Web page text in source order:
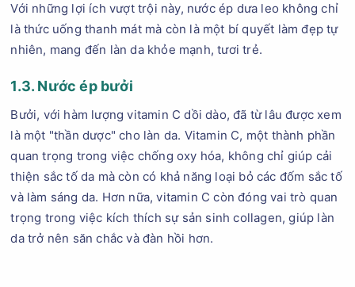
Với những lợi ích vượt trội này, nước ép dưa leo không chỉ
là thức uống thanh mát mà còn là một bí quyết làm đẹp tự
nhiên, mang đến làn da khỏe mạnh, tươi trẻ.
1.3. Nước ép bưởi
Bưởi, với hàm lượng vitamin C dồi dào, đã từ lâu được xem
là một "thần dược" cho làn da. Vitamin C, một thành phần
quan trọng trong việc chống oxy hóa, không chỉ giúp cải
thiện sắc tố da mà còn có khả năng loại bỏ các đốm sắc tố
và làm sáng da. Hơn nữa, vitamin C còn đóng vai trò quan
trọng trong việc kích thích sự sản sinh collagen, giúp làn
da trở nên săn chắc và đàn hồi hơn.